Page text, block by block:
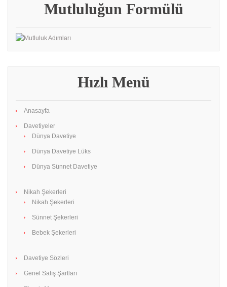
Mutluluğun Formülü
Hızlı Menü
Anasayfa
Davetiyeler
Dünya Davetiye
Dünya Davetiye Lüks
Dünya Sünnet Davetiye
Nikah Şekerleri
Nikah Şekerleri
Sünnet Şekerleri
Bebek Şekerleri
Davetiye Sözleri
Genel Satış Şartları